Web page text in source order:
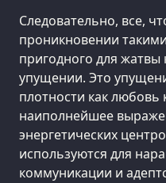
Следовательно, все,
проникновении
пригодного для жатвы
упущении. Это
плотности как любовь
наиполнейшее
энергетических
используются для
коммуникации и